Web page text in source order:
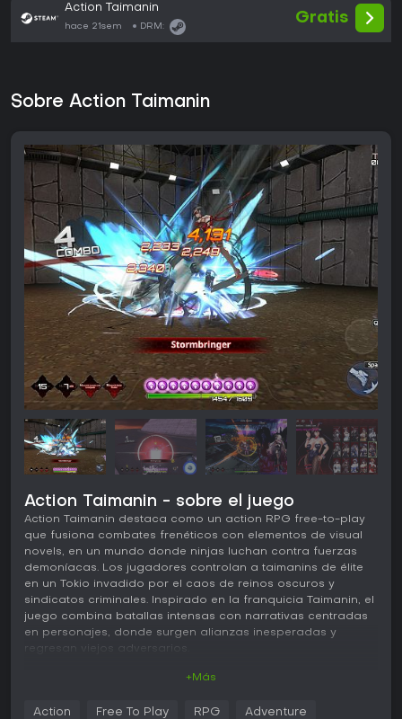
Action Taimanin
hace 21sem DRM:
Gratis
Sobre Action Taimanin
Action Taimanin - sobre el juego
Action Taimanin destaca como un action RPG free-to-play
que fusiona combates frenéticos con elementos de visual
novels, en un mundo donde ninjas luchan contra fuerzas
demoníacas. Los jugadores controlan a taimanins de élite
en un Tokio invadido por el caos de reinos oscuros y
sindicatos criminales. Inspirado en la franquicia Taimanin, el
juego combina batallas intensas con narrativas centradas
en personajes, donde surgen alianzas inesperadas y
regresan viejos adversarios.
+Más
Action Free To Play RPG Adventure